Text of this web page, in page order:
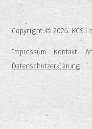
Copyright © 2026. KGS
Impressum Kontakt
Datenschutzerklärung